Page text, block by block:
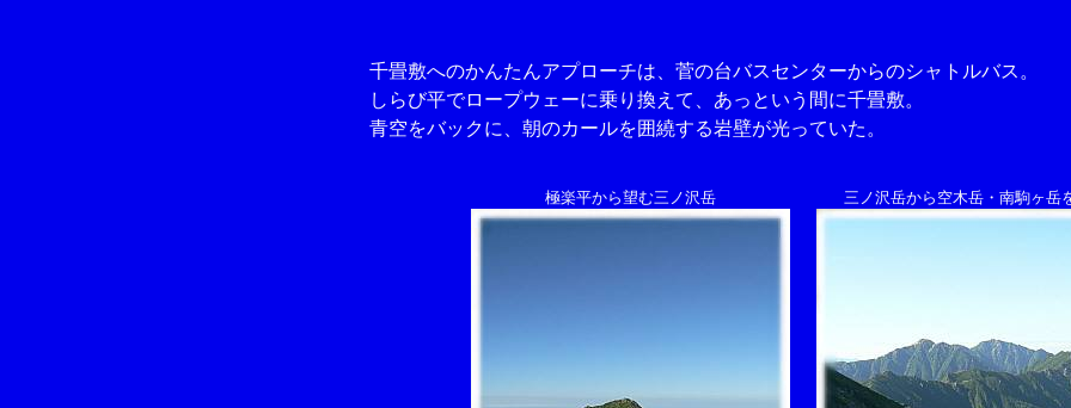
千畳敷へのかんたんアプローチは、菅の台バスセンターからのシャトルバス。
しらび平でロープウェーに乗り換えて、あっという間に千畳敷。
青空をバックに、朝のカールを囲繞する岩壁が光っていた。
極楽平から望む三ノ沢岳 三ノ沢岳から空木岳・南駒ヶ岳